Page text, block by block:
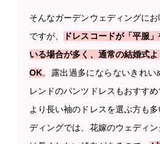
そんなガーデンウェディングに
ですが、
ドレスコードが「平服
いる場合が多く、通常の結婚式
OK。露出過多にならないきれい
レンドのパンツドレスもおすす
より長い袖のドレスを選ぶ方も
ディングでは、花嫁のウェディ